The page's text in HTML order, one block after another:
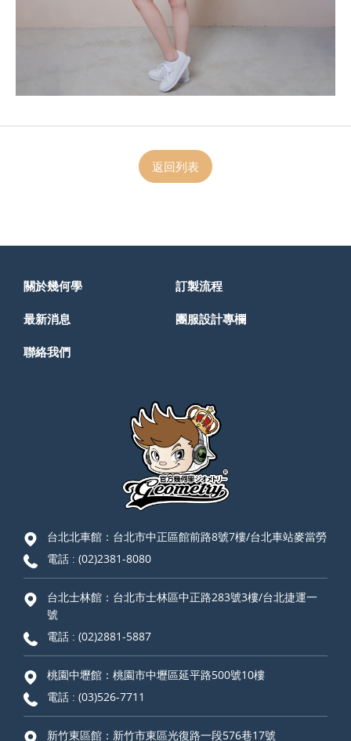
返回列表
關於幾何學 訂製流程
最新消息 團服設計專欄
聯絡我們
台北北車館：台北市中正區館前路8號7樓/台北車站麥當勞
電話 : (02)2381-8080
台北士林館：台北市士林區中正路283號3樓/台北捷運一
號
電話 : (02)2881-5887
桃園中壢館：桃園市中壢區延平路500號10樓
電話 : (03)526-7711
新竹東區館：新竹市東區光復路一段576巷17號